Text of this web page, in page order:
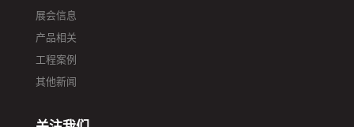
展会信息
产品相关
工程案例
其他新闻